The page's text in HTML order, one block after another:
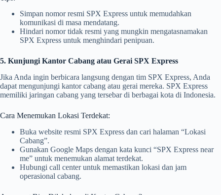
Simpan nomor resmi SPX Express untuk memudahkan
komunikasi di masa mendatang.
Hindari nomor tidak resmi yang mungkin mengatasnamakan
SPX Express untuk menghindari penipuan.
5. Kunjungi Kantor Cabang atau Gerai SPX Express
Jika Anda ingin berbicara langsung dengan tim SPX Express, Anda
dapat mengunjungi kantor cabang atau gerai mereka. SPX Express
memiliki jaringan cabang yang tersebar di berbagai kota di Indonesia.
Cara Menemukan Lokasi Terdekat:
Buka website resmi SPX Express dan cari halaman “Lokasi
Cabang”.
Gunakan Google Maps dengan kata kunci “SPX Express near
me” untuk menemukan alamat terdekat.
Hubungi call center untuk memastikan lokasi dan jam
operasional cabang.